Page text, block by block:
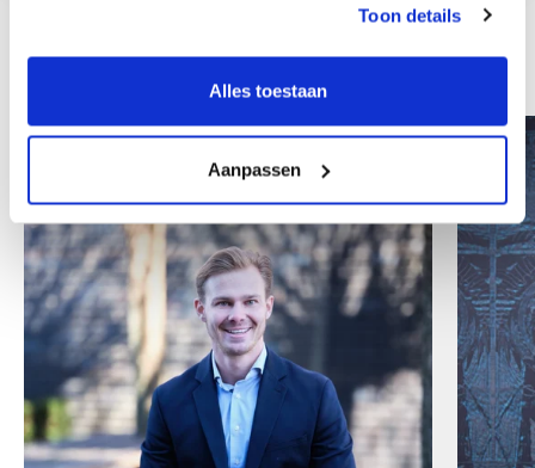
Toon details
Alles toestaan
Aanpassen